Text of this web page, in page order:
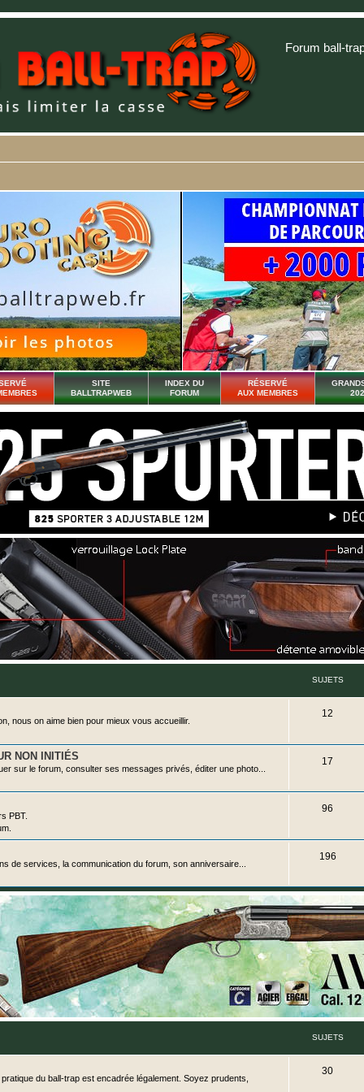
Forum ball-
SITE
BALLTRAPWEB
INDEX DU
FORUM
RÉSERVÉ
AUX MEMBRES
SUJETS
nous on aime bien pour mieux vous accueillir.
12
t
NON INITIÉS
sur le forum, consulter ses messages privés, éditer une photo...
17
t
PBT.
96
t
s
de services, la communication du forum, son anniversaire...
196S
e
t
s
SUJETS
du ball-trap est encadrée légalement. Soyez prudents,
30S